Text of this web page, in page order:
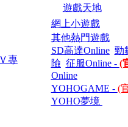
專
遊戲天地
網上小遊戲
其他熱門遊戲
SD高達Online 勁
險 征服Online - (
Online
YOHOGAME - (
YOHO夢境